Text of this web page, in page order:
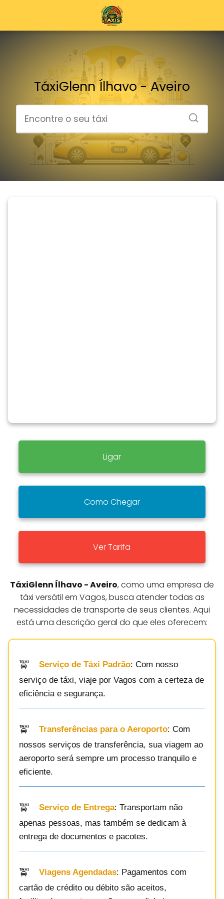
TáxiGlenn Ílhavo - Aveiro
Ligar
Como Chegar
Ver Tarifa
TáxiGlenn Ílhavo - Aveiro, como uma empresa de
táxi versátil em Vagos, busca atender todas as
necessidades de transporte de seus clientes. Aqui
está uma descrição geral do que eles oferecem:
Serviço de Táxi Padrão: Com nosso
serviço de táxi, viaje por Vagos com a certeza de
eficiência e segurança.
Transferências para o Aeroporto: Com
nossos serviços de transferência, sua viagem ao
aeroporto será sempre um processo tranquilo e
eficiente.
Serviço de Entrega: Transportam não
apenas pessoas, mas também se dedicam à
entrega de documentos e pacotes.
Viagens Agendadas: Pagamentos com
cartão de crédito ou débito são aceitos,